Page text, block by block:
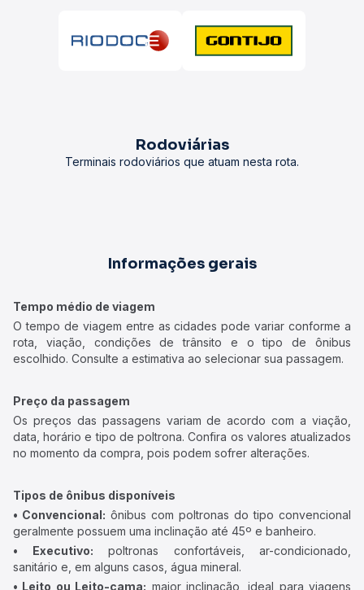
Rodoviárias
Terminais rodoviários que atuam nesta rota.
Informações gerais
Tempo médio de viagem
O tempo de viagem entre as cidades pode variar conforme a
rota, viação, condições de trânsito e o tipo de ônibus
escolhido. Consulte a estimativa ao selecionar sua passagem.
Preço da passagem
Os preços das passagens variam de acordo com a viação,
data, horário e tipo de poltrona. Confira os valores atualizados
no momento da compra, pois podem sofrer alterações.
Tipos de ônibus disponíveis
• Convencional: ônibus com poltronas do tipo convencional
geralmente possuem uma inclinação até 45º e banheiro.
• Executivo: poltronas confortáveis, ar-condicionado,
sanitário e, em alguns casos, água mineral.
• Leito ou Leito-cama: maior inclinação, ideal para viagens